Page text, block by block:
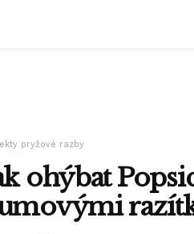
pryžové razby
ohýbat